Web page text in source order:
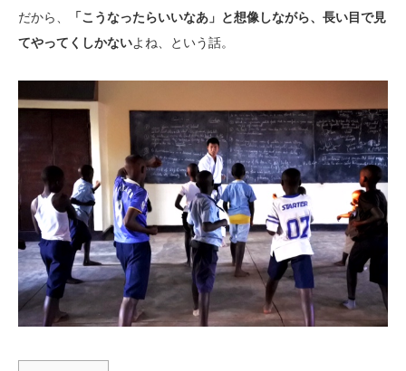
だから、
「こうなったらいいなあ」と想像しながら、長い目で見
てやってくしかないよね、という話。